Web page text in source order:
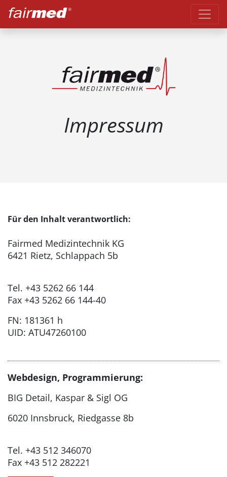
Impressum
Für den Inhalt verantwortlich:
Fairmed Medizintechnik KG
6421 Rietz, Schlappach 5b
Tel. +43 5262 66 144
Fax +43 5262 66 144-40
FN: 181361 h
UID: ATU47260100
Webdesign, Programmierung:
BIG Detail, Kaspar & Sigl OG
6020 Innsbruck, Riedgasse 8b
Tel. +43 512 346070
Fax +43 512 282221